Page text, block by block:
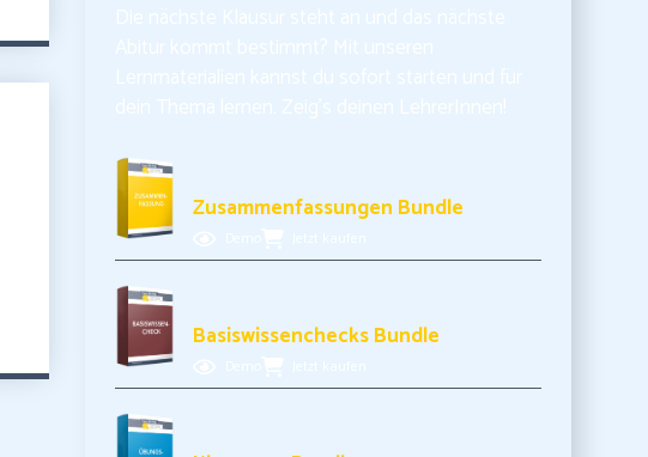
Zusammenfassungen Bundle
Basiswissenchecks Bundle